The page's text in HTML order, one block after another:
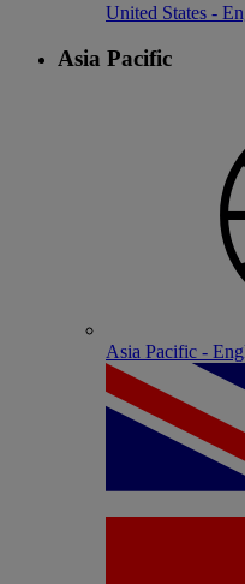
United States -
Asia Pacific
Asia Pacific -